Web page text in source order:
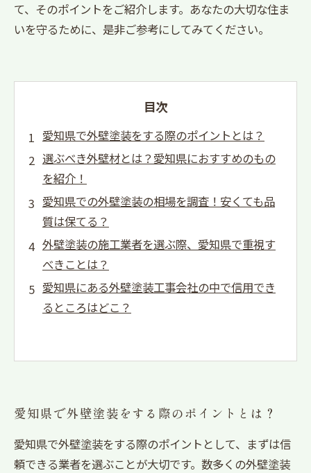
て、そのポイントをご紹介します。あなたの大切な住ま
いを守るために、是非ご参考にしてみてください。
目次
愛知県で外壁塗装をする際のポイントとは？
選ぶべき外壁材とは？愛知県におすすめのもの
を紹介！
愛知県での外壁塗装の相場を調査！安くても品
質は保てる？
外壁塗装の施工業者を選ぶ際、愛知県で重視す
べきことは？
愛知県にある外壁塗装工事会社の中で信用でき
るところはどこ？
愛知県で外壁塗装をする際のポイントとは？
愛知県で外壁塗装をする際のポイントとして、まずは信
頼できる業者を選ぶことが大切です。数多くの外壁塗装